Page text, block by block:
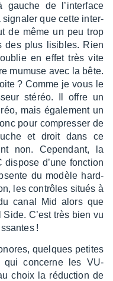
de l’in­ter­face
signa­ler que cette inter­
de même un peu trop
des plus lisibles. Rien
en effet très vite
mumuse avec la bête.
? Comme je vous le
stéréo. Il offre un
mais égale­ment un
pour compres­ser de
et droit dans ce
non. Cepen­dant, la
dispose d’une fonc­tion
du modèle hard­
les contrôles situés à
canal Mid alors que
C’est très bien vu
!
quelques petites
qui concerne les VU-
choix la réduc­tion de